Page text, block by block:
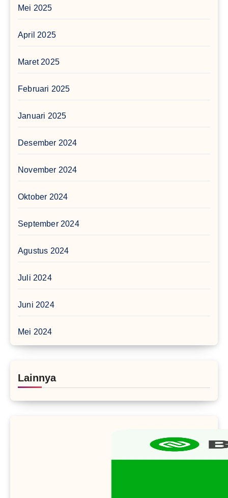
Mei 2025
April 2025
Maret 2025
Februari 2025
Januari 2025
Desember 2024
November 2024
Oktober 2024
September 2024
Agustus 2024
Juli 2024
Juni 2024
Mei 2024
Lainnya